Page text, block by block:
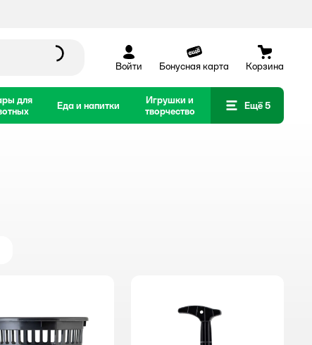
Войти Бонусная карта Корзина
для
Еда и напитки
Игрушки и
творчество
Ещё 5